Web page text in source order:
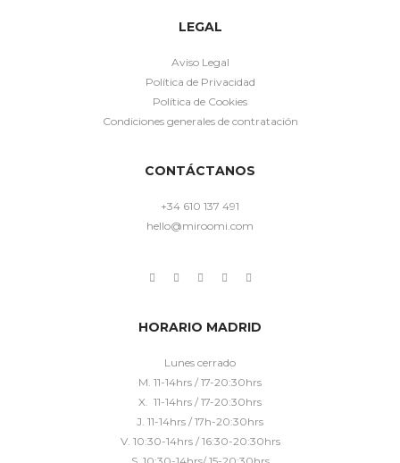
LEGAL
Aviso Legal
Política de Privacidad
Política de Cookies
Condiciones generales de contratación
CONTÁCTANOS
+34 610 137 491
hello@miroomi.com
HORARIO MADRID
Lunes cerrado
M. 11-14hrs / 17-20:30hrs
X. 11-14hrs / 17-20:30hrs
J. 11-14hrs / 17h-20:30hrs
V. 10:30-14hrs / 16:30-20:30hrs